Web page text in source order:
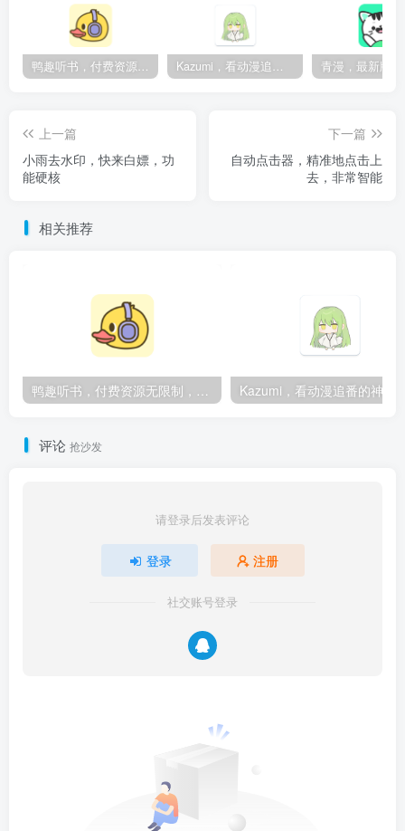
鸭趣听书，付费资源无限制，内置多书源 Kazumi，看动漫追番的神器，纯净无广
上一篇
小雨去水印，快来白嫖，功
能硬核
下一篇
自动点击器，精准地点击上
去，非常智能
相关推荐
鸭趣听书，付费资源无限制，内置多书源
评论 抢沙发
请登录后发表评论
登录 注册
社交账号登录